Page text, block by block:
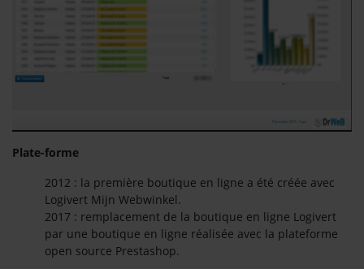
Plate-forme
2012 : la première boutique en ligne a été créée avec
Logivert Mijn Webwinkel.
2017 : remplacement de la boutique en ligne Logivert
par une boutique en ligne réalisée avec la plateforme
open source Prestashop.